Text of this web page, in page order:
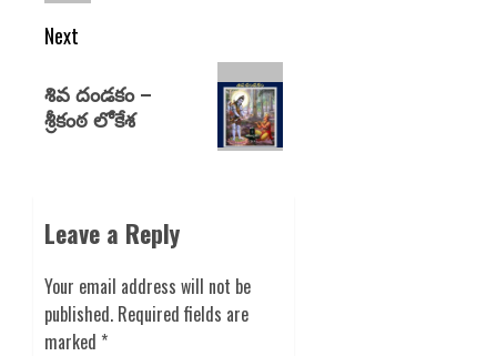
Next
శివ దండకం –
శ్రీకంఠ లోకేశ
Leave a Reply
Your email address will not be
published. Required fields are
marked *